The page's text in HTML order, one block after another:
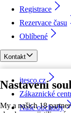
Nastavení
My a našich 18
Registrace
Rezervace času
Oblíbené
Kontakt
itesco.cz
Zákaznické
Naše obchody